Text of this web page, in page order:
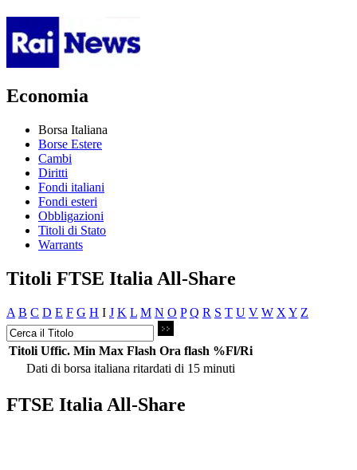
Economia
Borsa Italiana
Borse Estere
Cambi
Diritti
Fondi italiani
Fondi esteri
Obbligazioni
Titoli di Stato
Warrants
Titoli FTSE Italia All-Share
A B C D E F G H I J K L M N O P Q R S T U V W X Y Z
Titoli Uffic. Min Max Flash Ora flash %Fl/Ri
Dati di borsa italiana ritardati di 15 minuti
FTSE Italia All-Share